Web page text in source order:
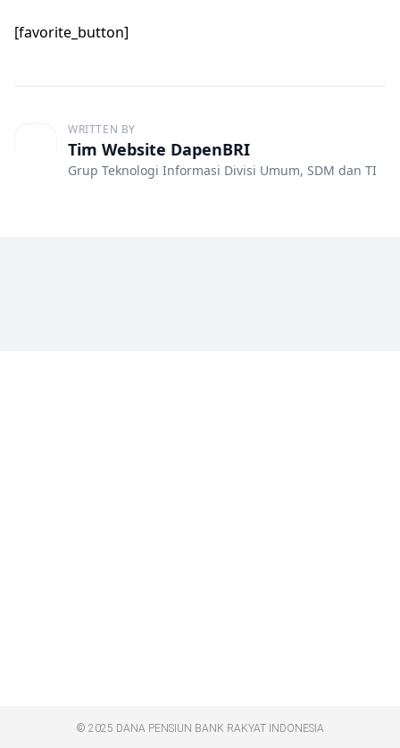
[favorite_button]
WRITTEN BY
Tim Website DapenBRI
Grup Teknologi Informasi Divisi Umum, SDM dan TI
© 2025 DANA PENSIUN BANK RAKYAT INDONESIA